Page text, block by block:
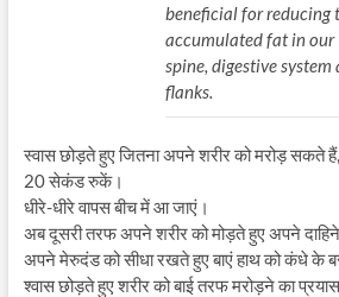
beneficial for reducing
accumulated fat in our
spine, digestive system
flanks.
स्वास छोड़ते हुए जितना अपने शरीर को मरोड़ सकते
20 सेकंड रुकें।
धीरे-धीरे वापस बीच में आ जाएं।
अब दूसरी तरफ अपने शरीर को मोड़ते हुए अपने
अपने मेरुदंड को सीधा रखते हुए बाएं हाथ को कंधे के
श्वास छोड़ते हुए शरीर को बाई तरफ मरोड़ने का